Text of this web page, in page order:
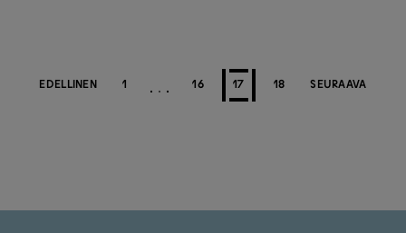
EDELLINEN 1 16 17 18 SEURAAVA